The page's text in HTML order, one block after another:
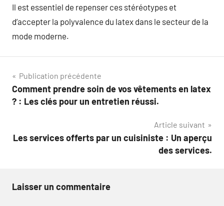
Il est essentiel de repenser ces stéréotypes et
d’accepter la polyvalence du latex dans le secteur de la
mode moderne.
Navigation
de
Publication précédente
Comment prendre soin de vos vêtements en latex
? : Les clés pour un entretien réussi.
Article suivant
Les services offerts par un cuisiniste : Un aperçu
des services.
Laisser un commentaire